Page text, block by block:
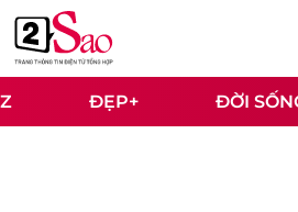
ĐẸP+ ĐỜI